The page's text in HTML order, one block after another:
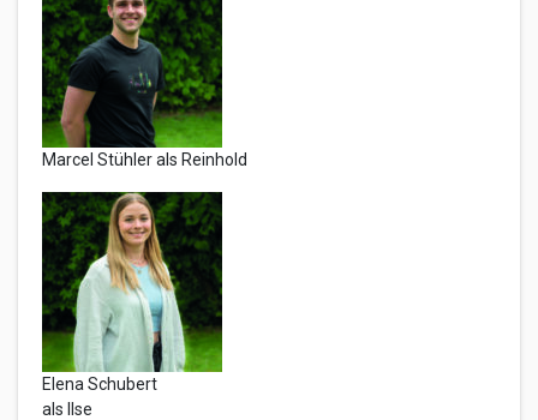
Marcel Stühler als Reinhold
Elena Schubert
als Ilse